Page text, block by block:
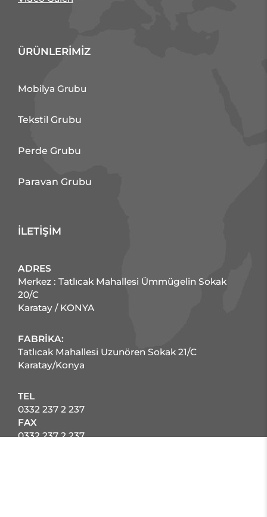
ÜRÜNLERİMİZ
Mobilya Grubu
Tekstil Grubu
Perde Grubu
Paravan Grubu
İLETİŞİM
ADRES
Merkez : Tatlıcak Mahallesi Ümmügelin Sokak
20/C
Karatay / KONYA
FABRİKA:
Tatlıcak Mahallesi Uzunören Sokak 21/C
Karatay/Konya
TEL
0332 237 2 237
FAX
0332 237 2 237